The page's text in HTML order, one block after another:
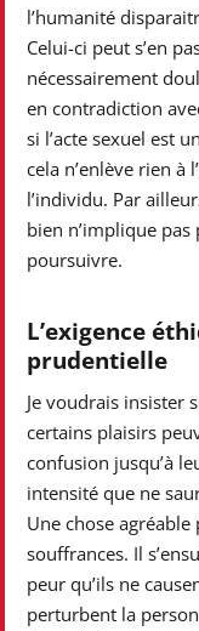
l’humanité
Celui-ci peut s’en
nécessairement
en contradiction
si l’acte sexuel est
cela n’enlève rien à
l’individu. Par
bien n’implique
poursuivre.
L’exigence
prudentielle
Je voudrais insister
certains plaisirs
confusion jusqu’à
intensité que ne
Une chose
souffrances. Il
peur qu’ils ne
perturbent la